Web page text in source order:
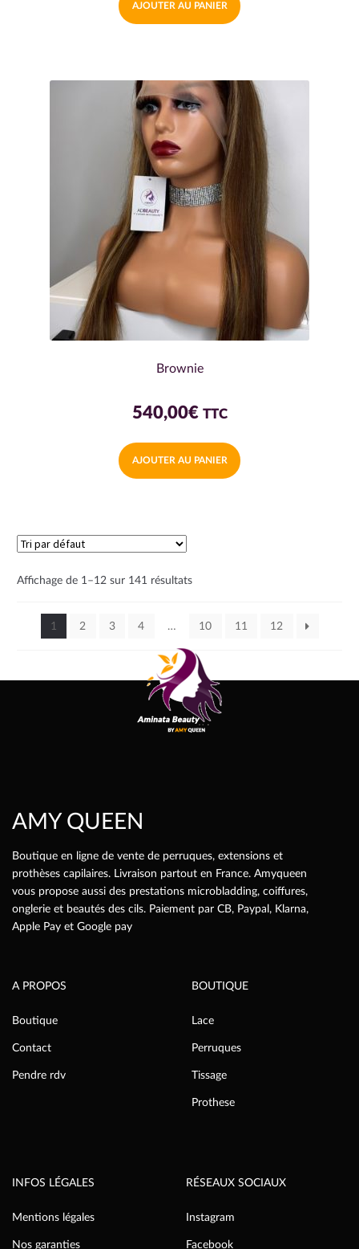
AJOUTER AU PANIER
Brownie
540,00€ TTC
AJOUTER AU PANIER
Affichage de 1–12 sur 141 résultats
1 2 3 4 … 10 11 12
AMY QUEEN
Boutique en ligne de vente de perruques, extensions et
prothèses capilaires. Livraison partout en France. Amyqueen
vous propose aussi des prestations microbladding, coiffures,
onglerie et beautés des cils. Paiement par CB, Paypal, Klarna,
Apple Pay et Google pay
A PROPOS
Boutique
Contact
Pendre rdv
BOUTIQUE
Lace
Perruques
Tissage
Prothese
INFOS LÉGALES
Mentions légales
Nos garanties
RÉSEAUX SOCIAUX
Instagram
Facebook